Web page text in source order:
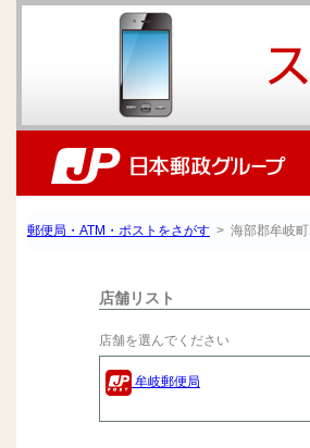
郵便局・ATM・ポストをさがす > 海部郡牟岐町
店舗リスト
店舗を選んでください
牟岐郵便局